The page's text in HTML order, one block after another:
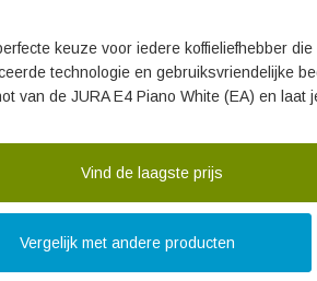
keuze voor iedere koffieliefhebber
technologie en gebruiksvriendelijke
van de JURA E4 Piano White (EA) en
Vind de laagste prijs
Vergelijk met andere producten